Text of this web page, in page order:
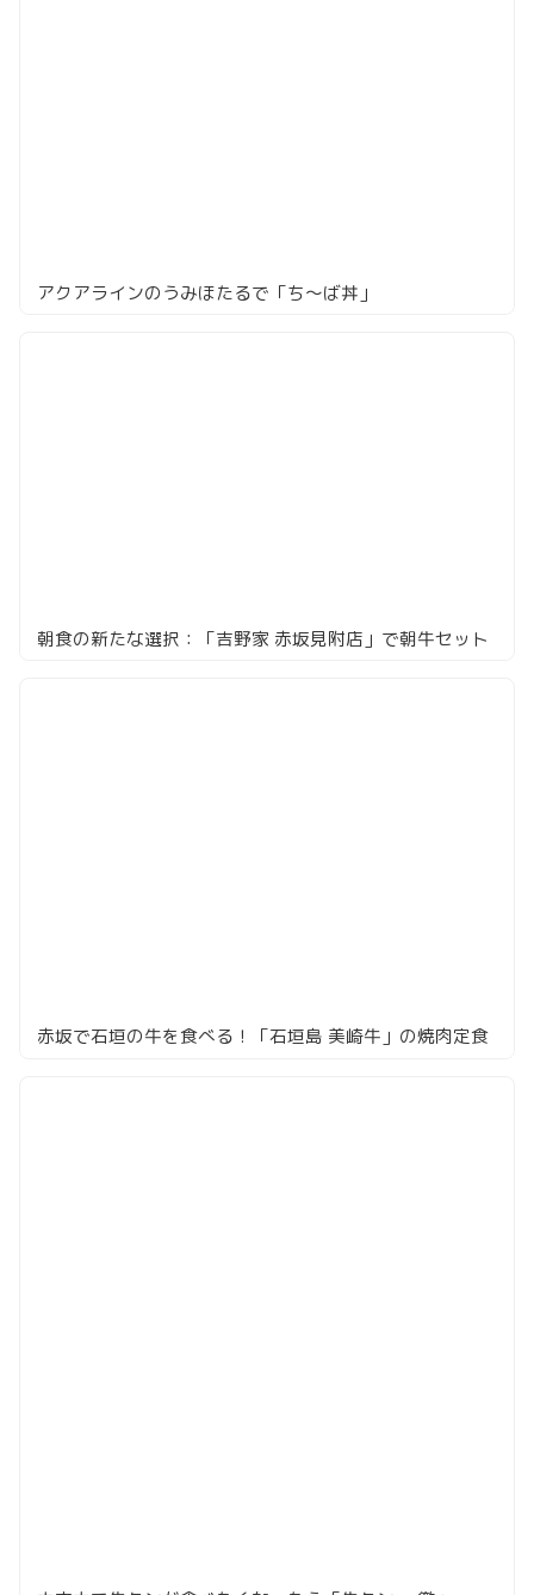
アクアラインのうみほたるで「ち〜ば丼」
朝食の新たな選択：「吉野家 赤坂見附店」で朝牛セット
赤坂で石垣の牛を食べる！「石垣島 美崎牛」の焼肉定食